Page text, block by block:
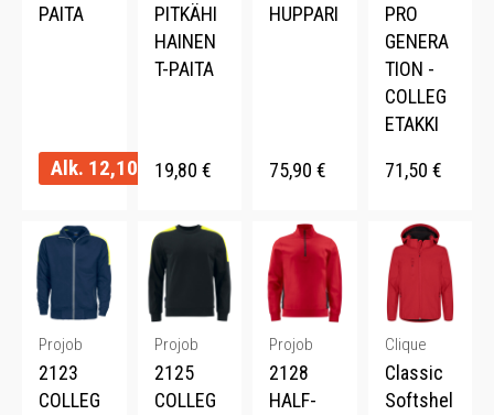
PAITA
Alk. 12,10
PITKÄHI
HAINEN
T-PAITA
19,80 €
HUPPARI
75,90 €
PRO
GENERA
TION -
COLLEG
ETAKKI
71,50 €
Projob
2123
COLLEG
Projob
2125
COLLEG
Projob
2128
HALF-
Clique
Classic
Softshel